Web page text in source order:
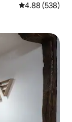
レビュー538
4.88 (538)